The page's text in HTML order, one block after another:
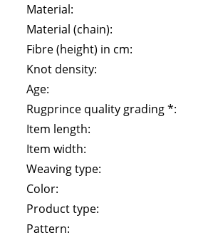
Material:
Material (chain):
Fibre (height) in cm:
Knot density:
Age:
Rugprince quality grading *:
Item length:
Item width:
Weaving type:
Color:
Product type:
Pattern: